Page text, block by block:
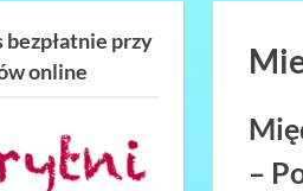
–
przy
online